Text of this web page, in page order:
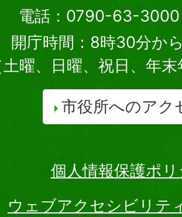
電話：0790-63-3000
開庁時間：8時30分か
土曜、日曜、祝日、年
市役所へのアク
個人情報保護ポ
ウェブアクセシビリテ